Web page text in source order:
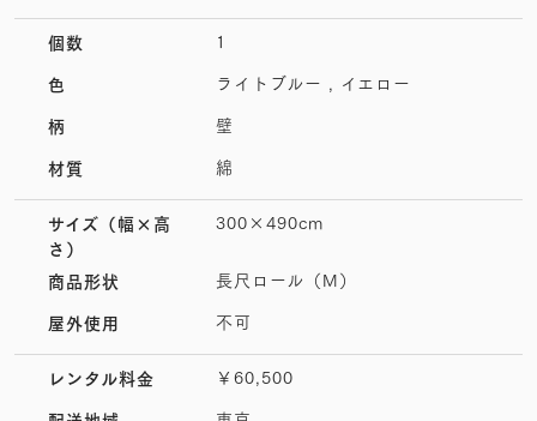
個数 1
色 ライトブルー , イエロー
柄 壁
材質 綿
サイズ （幅×高
さ）
300×490cm
商品形状 長尺ロール（M）
屋外使用 不可
レンタル料金 ￥60,500